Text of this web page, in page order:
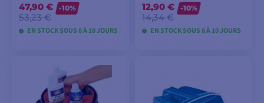
47,90 €
53,23 €
-10%
EN STOCK SOUS 8 À 10 JOURS
VOIR LES MODÈLES
12,90 €
14,34 €
-10%
EN STOCK SOUS 8 À 10 JOURS